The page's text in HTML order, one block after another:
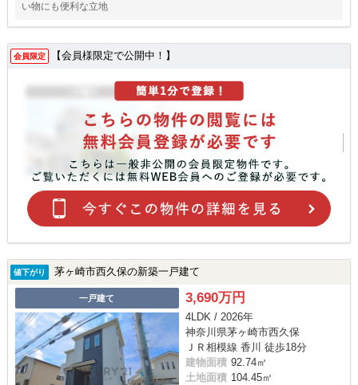
い物にも便利な立地
会員限定 【会員様限定で公開中！】
値下がり 茅ヶ崎市西久保の新築一戸建て
一戸建て 3,690万円
4LDK / 2026年
神奈川県茅ヶ崎市西久保
ＪＲ相模線 香川 徒歩18分
建物面積 92.74㎡
土地面積 104.45㎡